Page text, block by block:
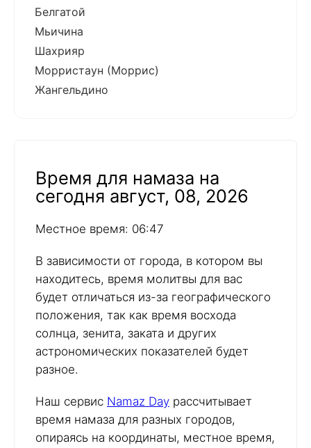
Белгатой
Мьичина
Шахрияр
Морристаун (Моррис)
Жангельдино
Время для намаза на
сегодня август, 08, 2026
Местное время: 06:47
В зависимости от города, в котором вы
находитесь, время молитвы для вас
будет отличаться из-за географического
положения, так как время восхода
солнца, зенита, заката и других
астрономических показателей будет
разное.
Наш сервис Namaz Day рассчитывает
время намаза для разных городов,
опираясь на координаты, местное время,